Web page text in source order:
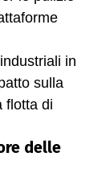
in
sulla
flotta di
delle